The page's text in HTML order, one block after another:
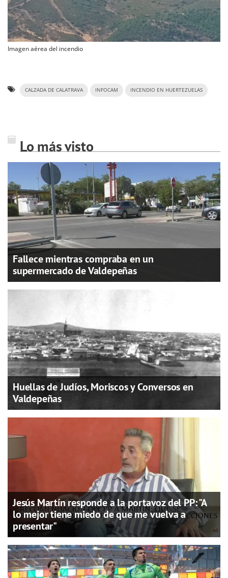
Imagen aérea del incendio
CALZADA DE CALATRAVA INFOCAM INCENDIO EN HUERTEZUELAS
Lo más visto
Fallece mientras compraba en un
supermercado de Valdepeñas
Huellas de Judíos, Moriscos y Conversos en
Valdepeñas
Jesús Martín responde a la portavoz del PP: "A
lo mejor tiene miedo de que me vuelva a
presentar"